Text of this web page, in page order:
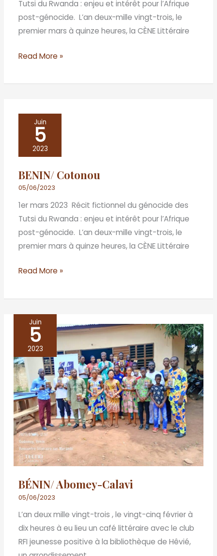
Tutsi du Rwanda : enjeu et intérêt pour l’Afrique
post-génocide. L’an deux-mille vingt-trois, le
premier mars à quinze heures, la CÈNE Littéraire
Read More »
Juin
5
2023
BENIN/ Cotonou
05/06/2023
1er mars 2023 Récit fictionnel du génocide des
Tutsi du Rwanda : enjeu et intérêt pour l’Afrique
post-génocide. L’an deux-mille vingt-trois, le
premier mars à quinze heures, la CÈNE Littéraire
BENIN/
Cotonou
Read More »
Juin
5
2023
BÉNIN/ Abomey-Calavi
05/06/2023
L’an deux mille vingt-trois , le vingt-cinq février à
dix heures à eu lieu un café littéraire avec le club
RFI jeunesse positive à la bibliothèque de Hêvié,
BÉNIN/
Abomey-
Calavi